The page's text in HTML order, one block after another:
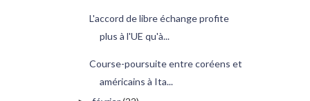
L'accord de libre échange profite
plus à l'UE qu'à...
Course-poursuite entre coréens et
américains à Ita...